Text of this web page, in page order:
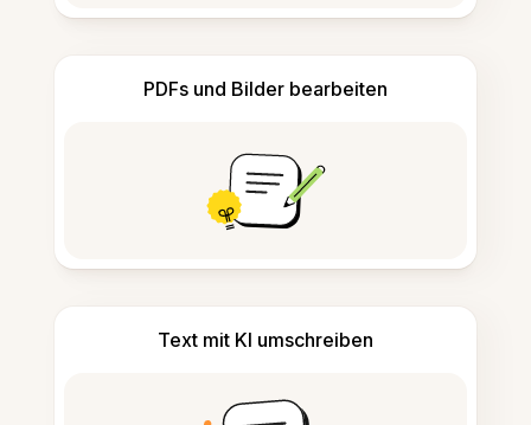
PDFs und Bilder bearbeiten
Text mit KI umschreiben